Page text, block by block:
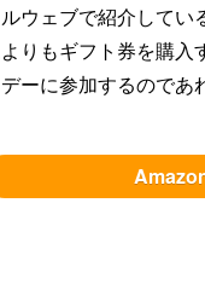
ウェブで紹介して
りもギフト券を購入
ーに参加するのであ